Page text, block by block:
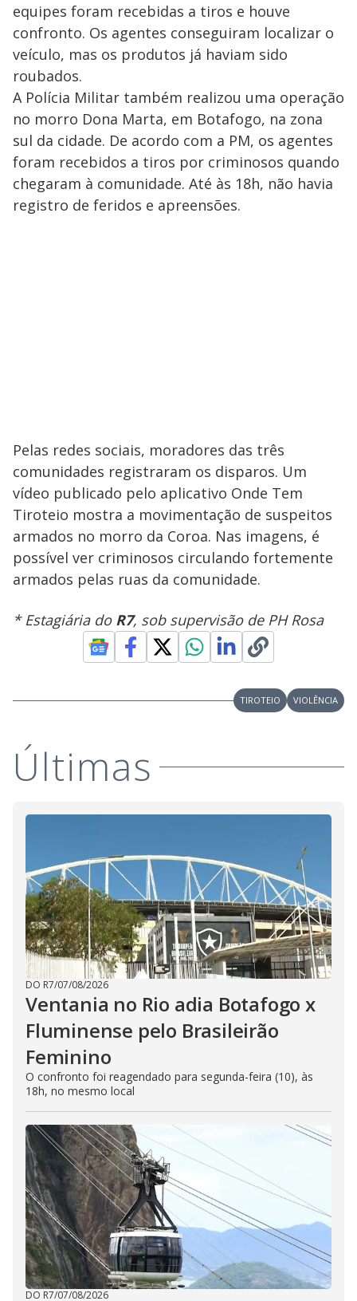
equipes foram recebidas a tiros e houve
confronto. Os agentes conseguiram localizar o
veículo, mas os produtos já haviam sido
roubados.
A Polícia Militar também realizou uma operação
no morro Dona Marta, em Botafogo, na zona
sul da cidade. De acordo com a PM, os agentes
foram recebidos a tiros por criminosos quando
chegaram à comunidade. Até às 18h, não havia
registro de feridos e apreensões.
Pelas redes sociais, moradores das três
comunidades registraram os disparos. Um
vídeo publicado pelo aplicativo Onde Tem
Tiroteio mostra a movimentação de suspeitos
armados no morro da Coroa. Nas imagens, é
possível ver criminosos circulando fortemente
armados pelas ruas da comunidade.
* Estagiária do R7, sob supervisão de PH Rosa
TIROTEIO VIOLÊNCIA
Últimas
DO R7/07/08/2026
Ventania no Rio adia Botafogo x
Fluminense pelo Brasileirão
Feminino
O confronto foi reagendado para segunda-feira (10), às
18h, no mesmo local
DO R7/07/08/2026